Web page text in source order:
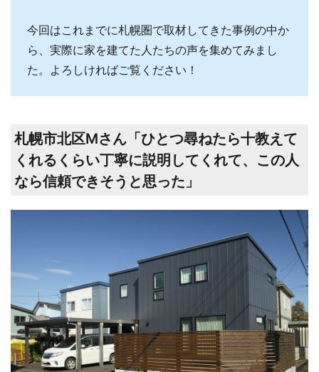
今回はこれまでに札幌圏で取材してきた事例の中か
ら、実際に家を建てた人たちの声を集めてみまし
た。よろしければご覧ください！
札幌市北区Mさん「ひとつ尋ねたら十教えて
くれるくらい丁寧に説明してくれて、この人
なら信頼できそうと思った」